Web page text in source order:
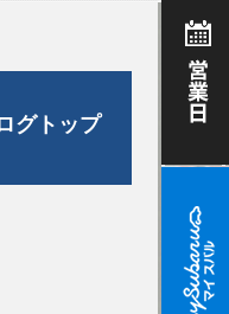
グトップ